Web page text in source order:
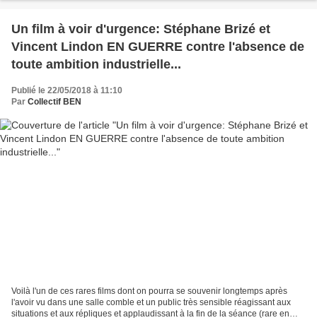
Un film à voir d'urgence: Stéphane Brizé et
Vincent Lindon EN GUERRE contre l'absence de
toute ambition industrielle...
Publié le 22/05/2018 à 11:10
Par Collectif BEN
Voilà l'un de ces rares films dont on pourra se souvenir longtemps après
l'avoir vu dans une salle comble et un public très sensible réagissant aux
situations et aux répliques et applaudissant à la fin de la séance (rare en